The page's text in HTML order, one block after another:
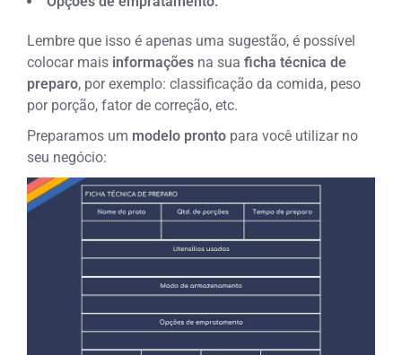
Lembre que isso é apenas uma sugestão, é possível
colocar mais informações na suaficha técnica de
preparo, por exemplo: classificação da comida, peso
por porção, fator de correção, etc.
Preparamos um modelo pronto para você utilizar no
seu negócio: